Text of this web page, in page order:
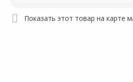
Показать этот товар на карте